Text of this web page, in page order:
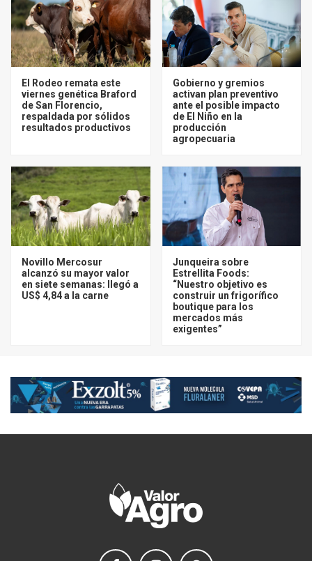
El Rodeo remata este
viernes genética Braford
de San Florencio,
respaldada por sólidos
resultados productivos
Gobierno y gremios
activan plan preventivo
ante el posible impacto
de El Niño en la
producción
agropecuaria
Novillo Mercosur
alcanzó su mayor valor
en siete semanas: llegó a
US$ 4,84 a la carne
Junqueira sobre
Estrellita Foods:
“Nuestro objetivo es
construir un frigorífico
boutique para los
mercados más
exigentes”